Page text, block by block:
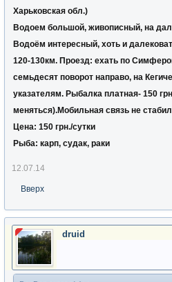
Харьковская обл.)
Водоем большой, живописный, на
Водоём интересный, хоть и
120-130км. Проезд: ехать по
семьдесят поворот направо, на
указателям. Рыбалка платная- 150
меняться).Мобильная связь не
Цена: 150 грн./сутки
Рыба: карп, судак, раки
12.07.14
Вверх
druid